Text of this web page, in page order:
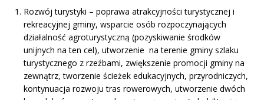
Rozwój turystyki – poprawa atrakcyjności turystycznej i
rekreacyjnej gminy, wsparcie osób rozpoczynających
działalność agroturystyczną (pozyskiwanie środków
unijnych na ten cel), utworzenie na terenie gminy szlaku
turystycznego z rzeźbami, zwiększenie promocji gminy na
zewnątrz, tworzenie ścieżek edukacyjnych, przyrodniczych,
kontynuacja rozwoju tras rowerowych, utworzenie dwóch